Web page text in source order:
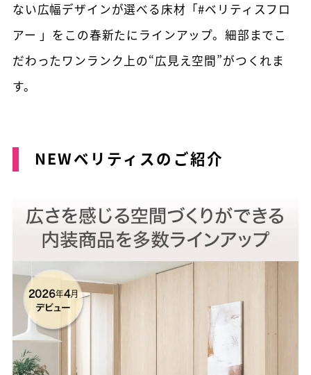
ない広幅デザインが選べる床材「#ベリティスフロ
アー 」をこの春新たにラインアップ。細部までこ
だわったワンランク上の“広見え空間”がつくれま
す。
NEWベリティスのご紹介